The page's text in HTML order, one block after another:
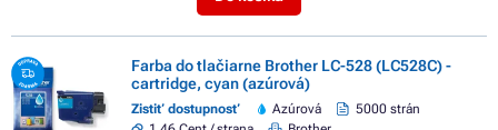
Farba do tlačiarne Brother LC-528 (LC528C) -
cartridge, cyan (azúrová)
Zistiť dostupnosť Azúrová
5000 strán